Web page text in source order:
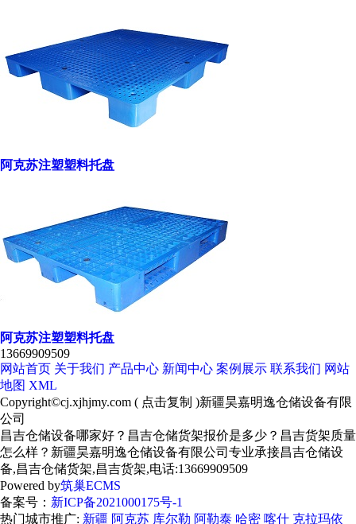
阿克苏注塑塑料托盘
阿克苏注塑塑料托盘
13669909509
网站首页 关于我们 产品中心 新闻中心 案例展示 联系我们 网站
地图 XML
Copyright©cj.xjhjmy.com ( 点击复制 )新疆昊嘉明逸仓储设备有限
公司
昌吉仓储设备哪家好？昌吉仓储货架报价是多少？昌吉货架质量
怎么样？新疆昊嘉明逸仓储设备有限公司专业承接昌吉仓储设
备,昌吉仓储货架,昌吉货架,电话:13669909509
Powered by筑巢ECMS
备案号： 新ICP备2021000175号-1
热门城市推广: 新疆 阿克苏 库尔勒 阿勒泰 哈密 喀什 克拉玛依